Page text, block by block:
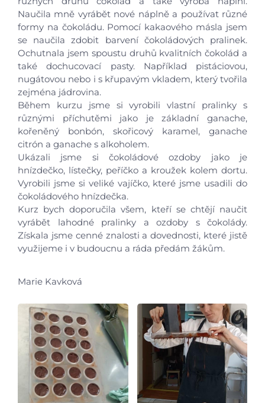
Úvod
Aktuálně
Škola
Studium
Projekty
Foto
Kontakty
Naučila mně vyrábět nové náplně a používat různé
formy na čokoládu. Pomocí kakaového másla jsem
se naučila zdobit barvení čokoládových pralinek.
Ochutnala jsem spoustu druhů kvalitních čokolád a
také dochucovací pasty. Například pistáciovou,
nugátovou nebo i s křupavým vkladem, který tvořila
zejména jádrovina.
Během kurzu jsme si vyrobili vlastní pralinky s
různými příchutěmi jako je základní ganache,
kořeněný bonbón, skořicový karamel, ganache
citrón a ganache s alkoholem.
Ukázali jsme si čokoládové ozdoby jako je
hnízdečko, lístečky, peříčko a kroužek kolem dortu.
Vyrobili jsme si veliké vajíčko, které jsme usadili do
čokoládového hnízdečka.
Kurz bych doporučila všem, kteří se chtějí naučit
vyrábět lahodné pralinky a ozdoby s čokolády.
Získala jsme cenné znalosti a dovednosti, které jistě
využijeme i v budoucnu a ráda předám žákům.
Marie Kavková